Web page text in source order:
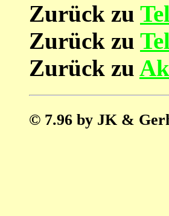
Zurück zu
Zurück zu
Zurück zu
© 7.96 by JK &